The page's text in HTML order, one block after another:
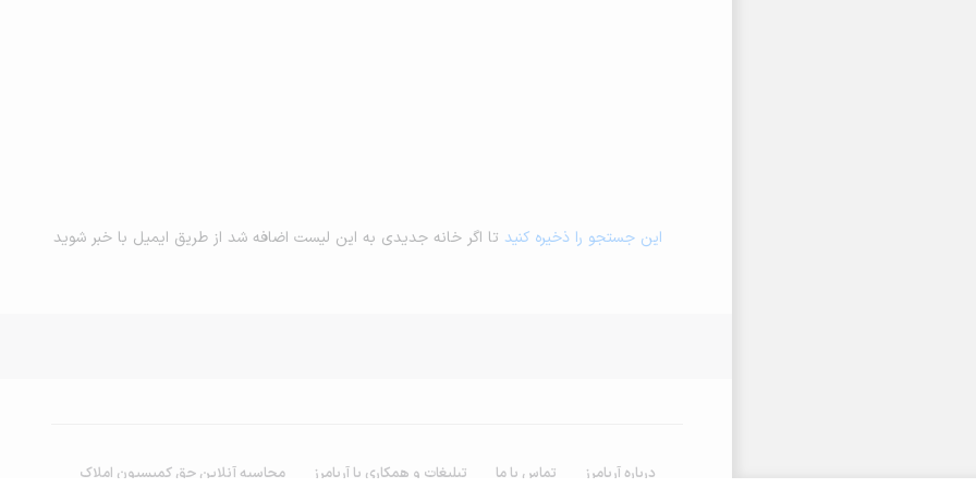
این جستجو را ذخیره کنید تا اگر خانه جدیدی به این لیست اضافه شد از طریق ایمیل با خبر شوید
درباره آریامرز تماس با ما تبلیغات و همکاری با آریامرز محاسبه آنلاین حق کمیسیون املاک